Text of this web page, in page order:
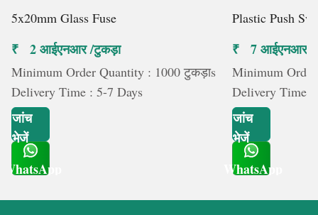
5x20mm Glass Fuse
₹ 2 आईएनआर /टुकड़ा
Minimum Order Quantity : 1000 टुकड़ाs
Delivery Time : 5-7 Days
जांच
भेजें
WhatsApp
Plastic Push
₹ 7 आईएनआर /
Minimum
Delivery Time :
जांच
भेजें
WhatsApp